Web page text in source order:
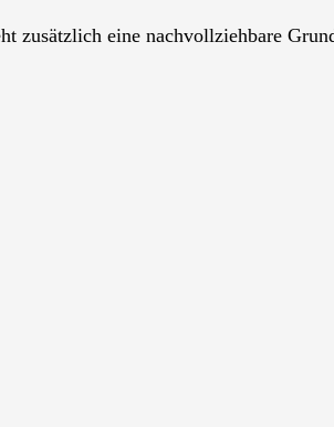
zusätzlich eine nachvollziehbare